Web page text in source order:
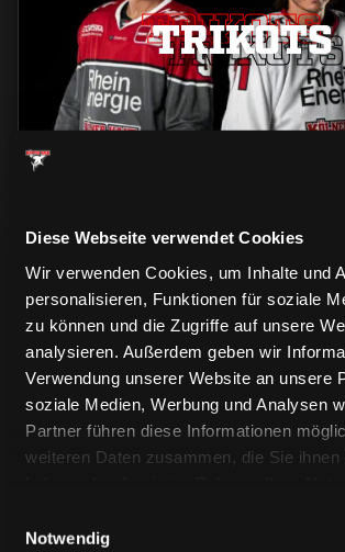
Diese Webseite verwendet Cookies
Wir verwenden Cookies, um Inhalte und
personalisieren, Funktionen für soziale
zu können und die Zugriffe auf unsere
analysieren. Außerdem geben wir
Verwendung unserer Website an unsere
soziale Medien, Werbung und Analysen
Partner führen diese Informationen
weiteren Daten zusammen, die Sie ihnen
Notwendig
TRIKOTS
TRIKOTS
TRIKOTS
CAPS & CO
CAPS & CO
CAPS &